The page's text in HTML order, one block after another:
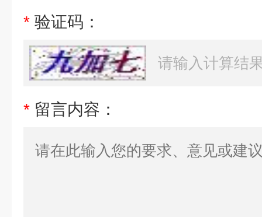
* 验证码：
* 留言内容：